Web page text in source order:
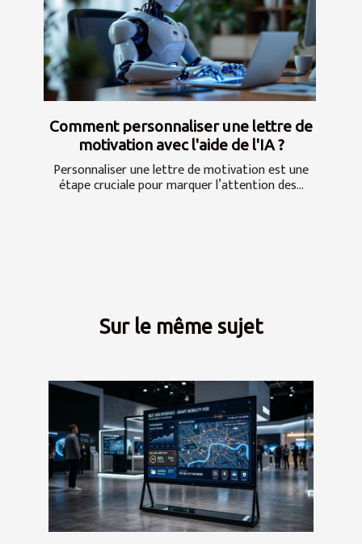
Comment personnaliser une lettre de
motivation avec l'aide de l'IA ?
Personnaliser une lettre de motivation est une
étape cruciale pour marquer l’attention des...
Sur le même sujet